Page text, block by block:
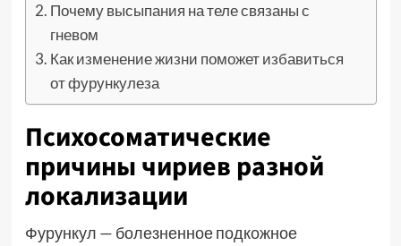
Почему высыпания на теле связаны с
гневом
Как изменение жизни поможет избавиться
от фурункулеза
Психосоматические
причины чириев разной
локализации
Фурункул — болезненное подкожное